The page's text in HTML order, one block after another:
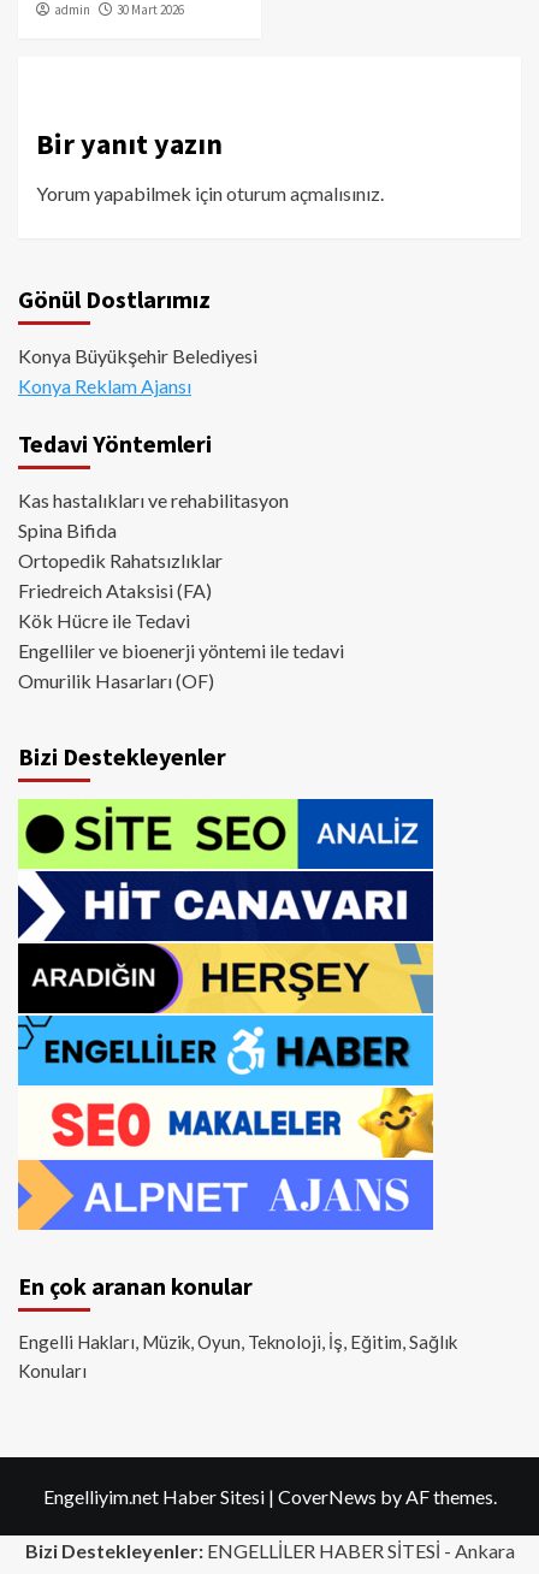
admin 30 Mart 2026
Bir yanıt yazın
Yorum yapabilmek içinoturum açmalısınız.
Gönül Dostlarımız
Konya Büyükşehir Belediyesi
Konya Reklam Ajansı
Tedavi Yöntemleri
Kas hastalıkları ve rehabilitasyon
Spina Bifida
Ortopedik Rahatsızlıklar
Friedreich Ataksisi (FA)
Kök Hücre ile Tedavi
Engelliler ve bioenerji yöntemi ile tedavi
Omurilik Hasarları (OF)
Bizi Destekleyenler
En çok aranan konular
Engelli Hakları, Müzik, Oyun, Teknoloji, İş, Eğitim, Sağlık
Konuları
Engelliyim.net Haber Sitesi | CoverNews by AF themes.
Bizi Destekleyenler:ENGELLİLER HABER SİTESİ - Ankara